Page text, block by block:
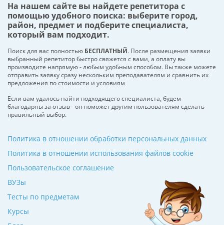
На нашем сайте вы найдете репетитора с
помощью удобного поиска: выберите город,
район, предмет и подберите специалиста,
который вам подходит.
Поиск для вас полностью БЕСПЛАТНЫЙ. После размещения заявки
выбранный репетитор быстро свяжется с вами, а оплату вы
производите напрямую - любым удобным способом. Вы также можете
отправить заявку сразу нескольким преподавателям и сравнить их
предложения по стоимости и условиям
Если вам удалось найти подходящего специалиста, будем
благодарны за отзыв - он поможет другим пользователям сделать
правильный выбор.
ВУЗы
Тесты по предметам
Курсы
Политика в отношении обработки персональных данных
Политика в отношении использования файлов cookie
Пользовательское соглашение